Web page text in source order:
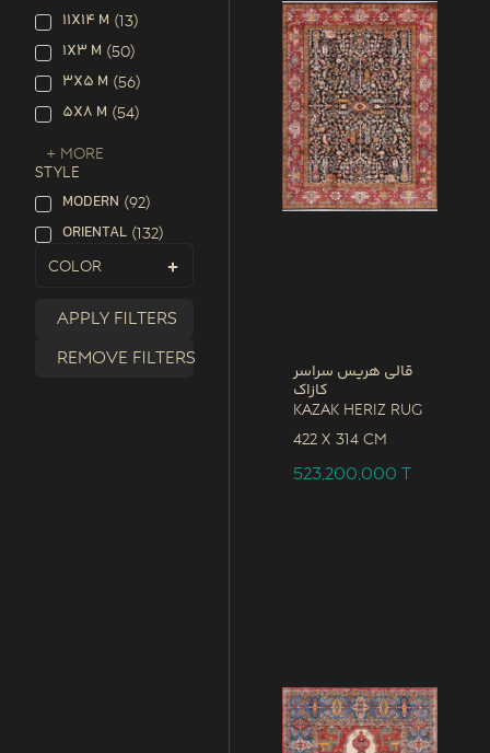
11X14 M (13)
1X3 M (50)
3X5 M (56)
5X8 M (54)
+ More
STYLE
MODERN (92)
ORIENTAL (132)
Color
Apply filters
Remove filters
قالی هریس سراسر
کازاک
Kazak Heriz Rug
422 x 314 CM
523,200,000T